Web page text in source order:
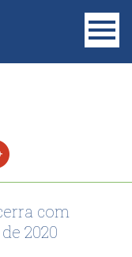
com
2020